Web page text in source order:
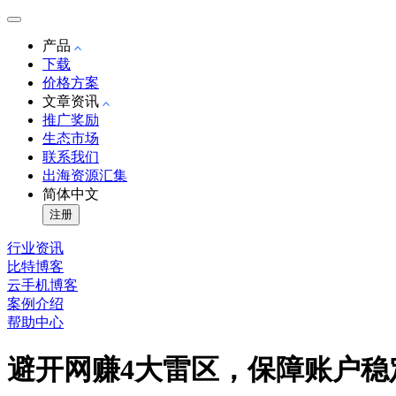
产品
下载
价格方案
文章资讯
推广奖励
生态市场
联系我们
出海资源汇集
简体中文
注册
行业资讯
比特博客
云手机博客
案例介绍
帮助中心
避开网赚4大雷区，保障账户